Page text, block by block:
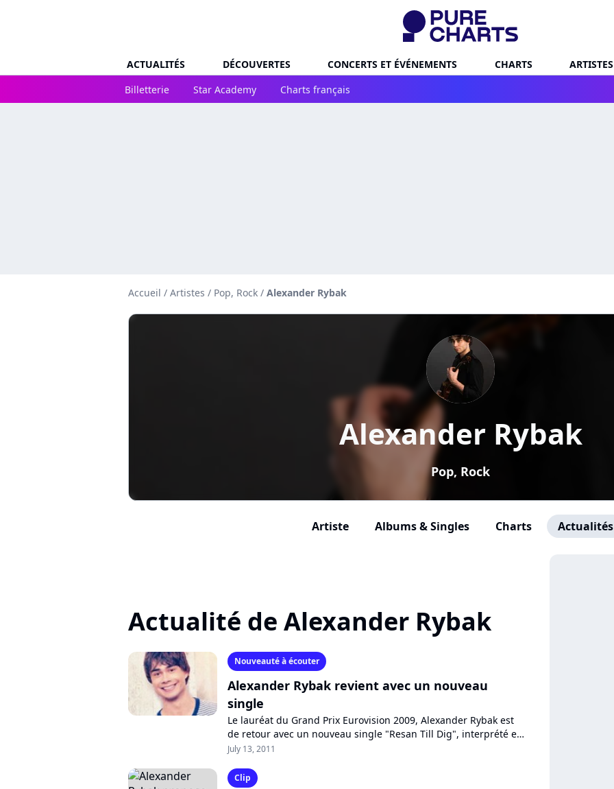
ACTUALITÉS DÉCOUVERTES CONCERTS ET ÉVÉNEMENTS CHARTS ARTISTES
Billetterie
Star Academy Charts français
Accueil / Artistes / Pop, Rock / Alexander Rybak
Alexander Rybak
Pop, Rock
Artiste Albums & Singles Charts Actualités
Actualité de Alexander Rybak
Nouveauté à écouter
Alexander Rybak revient avec un nouveau
single
Le lauréat du Grand Prix Eurovision 2009, Alexander Rybak est
de retour avec un nouveau single "Resan Till Dig", interprété en
norvégien, premier extrait...
July 13, 2011
Clip